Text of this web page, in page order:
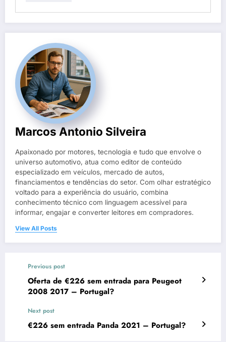
Marcos Antonio Silveira
Apaixonado por motores, tecnologia e tudo que envolve o
universo automotivo, atua como editor de conteúdo
especializado em veículos, mercado de autos,
financiamentos e tendências do setor. Com olhar estratégico
voltado para a experiência do usuário, combina
conhecimento técnico com linguagem acessível para
informar, engajar e converter leitores em compradores.
View All Posts
Previous post
Oferta de €226 sem entrada para Peugeot
2008 2017 – Portugal?
Next post
€226 sem entrada Panda 2021 – Portugal?